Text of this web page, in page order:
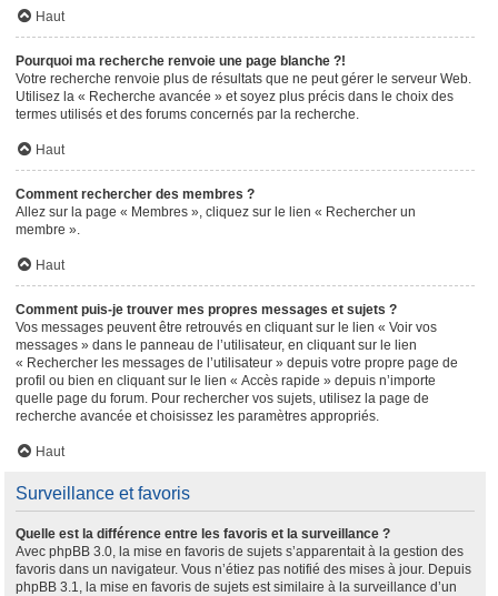
Haut
Pourquoi ma recherche renvoie une page blanche ?!
Votre recherche renvoie plus de résultats que ne peut gérer le serveur Web.
Utilisez la « Recherche avancée » et soyez plus précis dans le choix des
termes utilisés et des forums concernés par la recherche.
Haut
Comment rechercher des membres ?
Allez sur la page « Membres », cliquez sur le lien « Rechercher un
membre ».
Haut
Comment puis-je trouver mes propres messages et sujets ?
Vos messages peuvent être retrouvés en cliquant sur le lien « Voir vos
messages » dans le panneau de l’utilisateur, en cliquant sur le lien
« Rechercher les messages de l’utilisateur » depuis votre propre page de
profil ou bien en cliquant sur le lien « Accès rapide » depuis n’importe
quelle page du forum. Pour rechercher vos sujets, utilisez la page de
recherche avancée et choisissez les paramètres appropriés.
Haut
Surveillance et favoris
Quelle est la différence entre les favoris et la surveillance ?
Avec phpBB 3.0, la mise en favoris de sujets s’apparentait à la gestion des
favoris dans un navigateur. Vous n’étiez pas notifié des mises à jour. Depuis
phpBB 3.1, la mise en favoris de sujets est similaire à la surveillance d’un